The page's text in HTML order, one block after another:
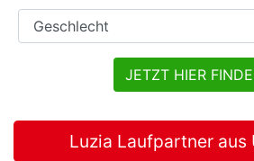
Geschlecht
Luzia Laufpartner aus